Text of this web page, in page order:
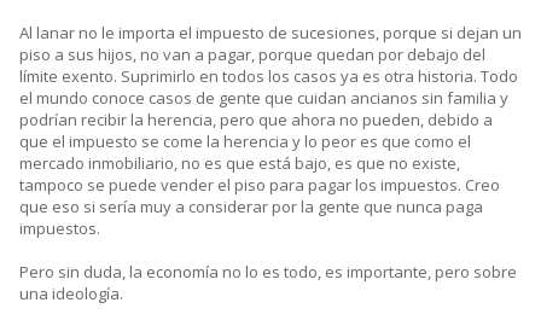
Al lanar no le importa el impuesto de sucesiones, porque si dejan un
piso a sus hijos, no van a pagar, porque quedan por debajo del
límite exento. Suprimirlo en todos los casos ya es otra historia. Todo
el mundo conoce casos de gente que cuidan ancianos sin familia y
podrían recibir la herencia, pero que ahora no pueden, debido a
que el impuesto se come la herencia y lo peor es que como el
mercado inmobiliario, no es que está bajo, es que no existe,
tampoco se puede vender el piso para pagar los impuestos. Creo
que eso si sería muy a considerar por la gente que nunca paga
impuestos.
Pero sin duda, la economía no lo es todo, es importante, pero sobre
una ideología.